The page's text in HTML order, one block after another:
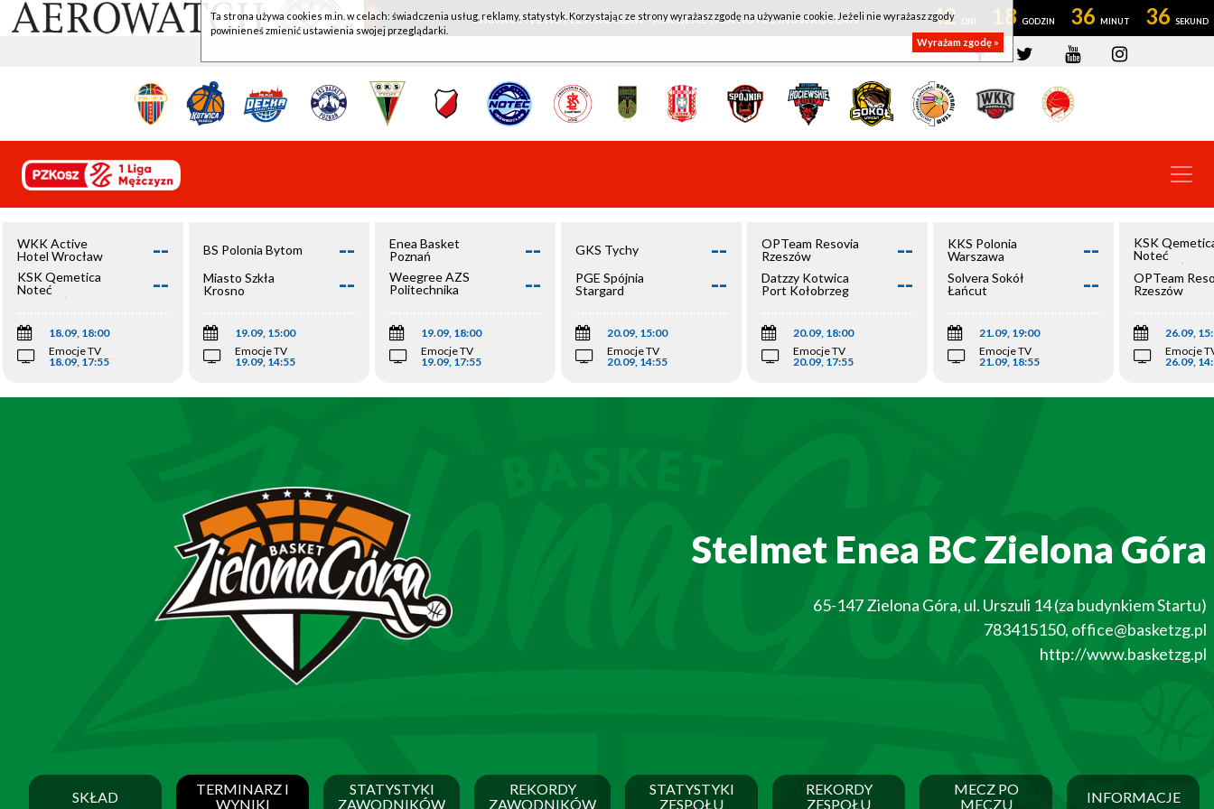
WKK ACTIVE HOTEL WROCŁAW - KSK QEMETICA NOTEĆ INOWROCŁAW 42 18 36 36
WKK Active
Hotel Wrocław
--
KSK Qemetica
Noteć
Inowrocław
--
18.09, 18:00
Emocje TV
18.09, 17:55
BS Polonia Bytom --
Miasto Szkła
Krosno
--
19.09, 15:00
Emocje TV
19.09, 14:55
Enea Basket
Poznań
--
Weegree AZS
Politechnika
--
19.09, 18:00
Emocje TV
19.09, 17:55
GKS Tychy --
PGE Spójnia
Stargard
--
20.09, 15:00
Emocje TV
20.09, 14:55
OPTeam Resovia
Rzeszów
--
Datzzy Kotwica
Port Kołobrzeg
--
20.09, 18:00
Emocje TV
20.09, 17:55
KKS Polonia
Warszawa
--
Solvera Sokół
Łańcut
--
21.09, 19:00
Emocje TV
21.09, 18:55
KSK
Noteć
Inowrocław
OPTeam
Rzeszów
26.09,
Emocje
26.09,
Stelmet Enea BC Zielona Góra
65-147Zielona Góra, ul. Urszuli 14 (za budynkiem Startu)
783415150, office@basketzg.pl
http://www.basketzg.pl
SKŁAD
TERMINARZ I
WYNIKI
STATYSTYKI
ZAWODNIKÓW
REKORDY
ZAWODNIKÓW
STATYSTYKI
ZESPOŁU
REKORDY
ZESPOŁU
MECZ PO
MECZU
INFORMACJE
Ta strona używa cookies m.in. w celach: świadczenia usług, reklamy, statystyk. Korzystając ze strony wyrażasz zgodę na używanie cookie. Jeżeli nie wyrażasz zgody
powinieneś zmienić ustawienia swojej przeglądarki.
Wyrażam zgodę »